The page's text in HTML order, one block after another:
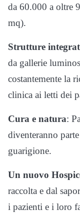
da 60.000 a oltre
mq).
Strutture
da gallerie
costantemente la
clinica ai letti dei
Cura e natura:
diventeranno
guarigione.
Un nuovo
raccolta e dal
i pazienti e i loro